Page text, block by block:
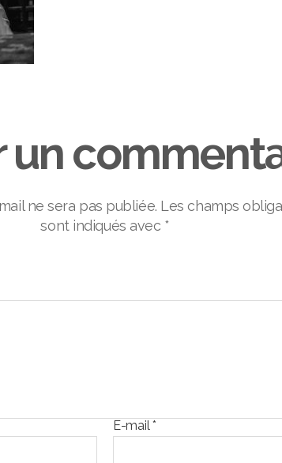
un
ne sera pas publiée. Les champs
sont indiqués avec *
E-mail*